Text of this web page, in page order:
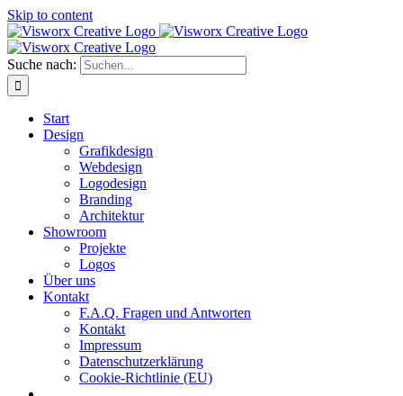
Skip to content
Suche nach:
Start
Design
Grafikdesign
Webdesign
Logodesign
Branding
Architektur
Showroom
Projekte
Logos
Über uns
Kontakt
F.A.Q. Fragen und Antworten
Kontakt
Impressum
Datenschutzerklärung
Cookie-Richtlinie (EU)